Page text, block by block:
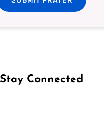
Stay Connected